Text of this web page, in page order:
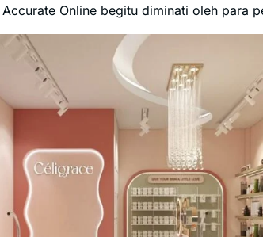
Online begitu diminati oleh para